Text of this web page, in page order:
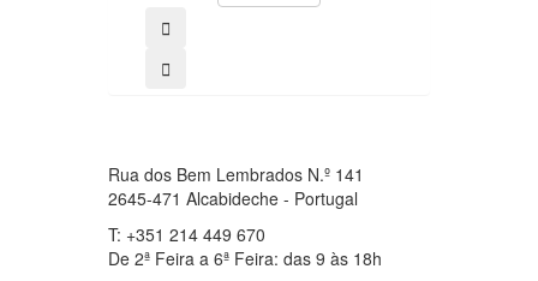
Rua dos Bem Lembrados N.º 141
2645-471 Alcabideche - Portugal
T: +351 214 449 670
De 2ª Feira a 6ª Feira: das 9 às 18h